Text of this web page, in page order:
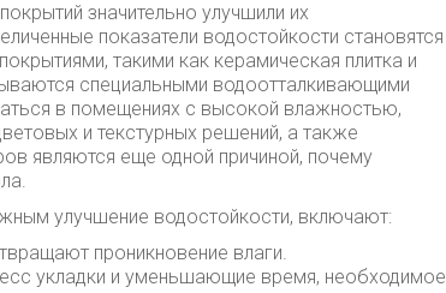
значительно улучшили их
показатели водостойкости становятся
такими как керамическая плитка и
специальными водоотталкивающими
в помещениях с высокой влажностью,
и текстурных решений, а также
являются еще одной причиной, почему
улучшение водостойкости, включают:
проникновение влаги.
укладки и уменьшающие время, необходимое